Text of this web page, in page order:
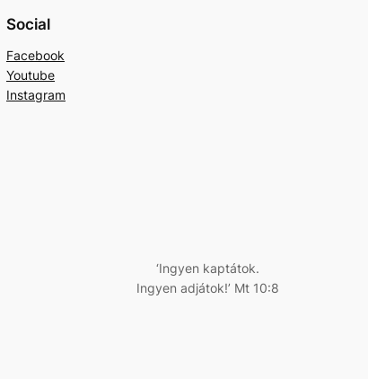
Social
Facebook
Youtube
Instagram
‘Ingyen kaptátok.
Ingyen adjátok!’ Mt 10:8